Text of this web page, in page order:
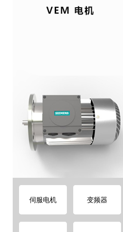
伺服电机 变频器
￥0.00
￥0.00